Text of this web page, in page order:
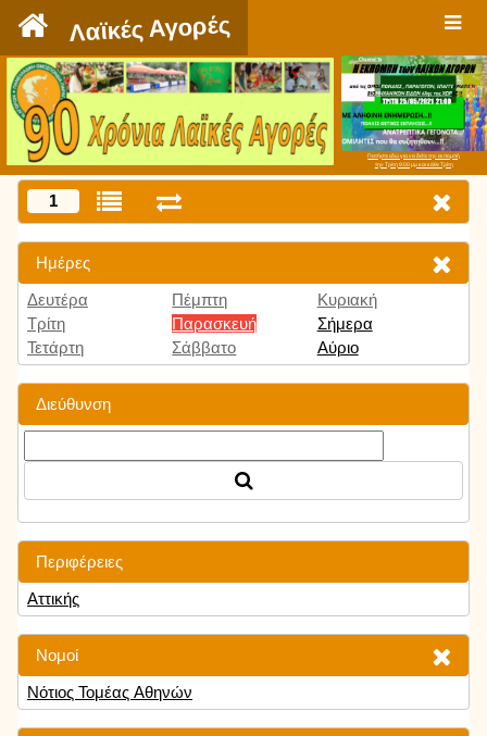
Λαϊκές Αγορές
Πατήστε εδώ για να δείτε την εκπομπή
την Τρίτη 9:00 μμ και κάθε Τρίτη
1
Ημέρες
Δευτέρα
Τρίτη
Τετάρτη
Πέμπτη
Παρασκευή
Σάββατο
Κυριακή
Σήμερα
Αύριο
Διεύθυνση
Περιφέρειες
Αττικής
Νομοί
Νότιος Τομέας Αθηνών